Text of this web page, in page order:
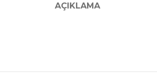
AÇIKLAMA